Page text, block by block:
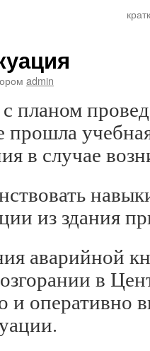
admin
планом
прошла
в случае
из здания
аварийной
в
и оперативно